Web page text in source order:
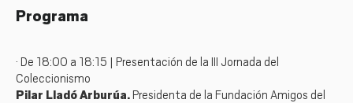
Programa
· De 18:00 a 18:15 | Presentación de la III Jornada del
Coleccionismo
Pilar Lladó Arburúa. Presidenta de la Fundación Amigos del